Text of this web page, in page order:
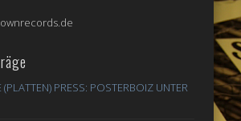
PRESS: POSTERBOIZ UNTER